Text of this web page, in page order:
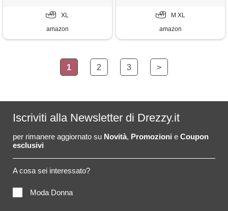
XL
amazon
M XL
amazon
1 2 3 >
Iscriviti alla Newsletter di Drezzy.it
per rimanere aggiornato su Novità, Promozioni e Coupon
esclusivi
A cosa sei interessato?
Moda Donna